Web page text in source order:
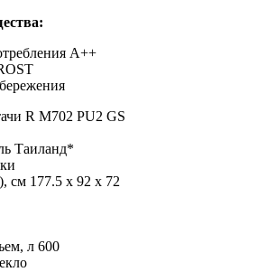
A++
R M702 PU2 GS
Таиланд*
см 177.5 х 92 х 72
л 600